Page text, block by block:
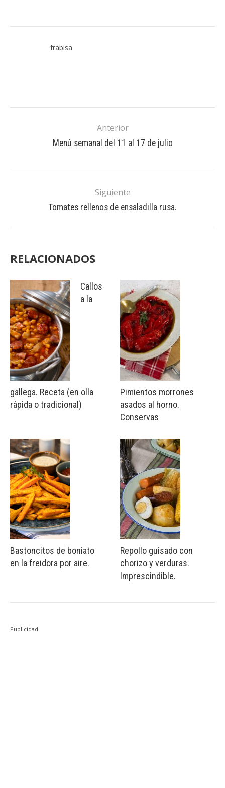
frabisa
Anterior
Menú semanal del 11 al 17 de julio
Siguiente
Tomates rellenos de ensaladilla rusa.
RELACIONADOS
Callos
a la
gallega. Receta (en olla
rápida o tradicional)
Bastoncitos de boniato
en la freidora por aire.
Pimientos morrones
asados al horno.
Conservas
Repollo guisado con
chorizo y verduras.
Imprescindible.
Publicidad